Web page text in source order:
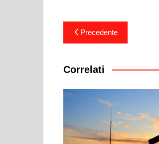
Navigazione
articoli
Precedente
Correlati